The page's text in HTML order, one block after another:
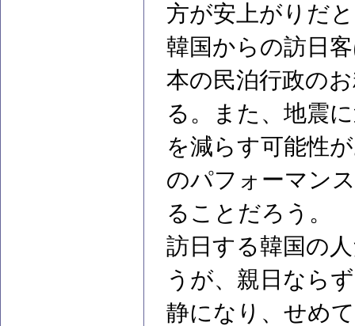
方が安上がりだ
韓国からの訪日
本の民泊行政の
る。また、地震
を減らす可能性
のパフォーマン
ることだろう。
訪日する韓国の
うが、親日なら
静になり、せめ